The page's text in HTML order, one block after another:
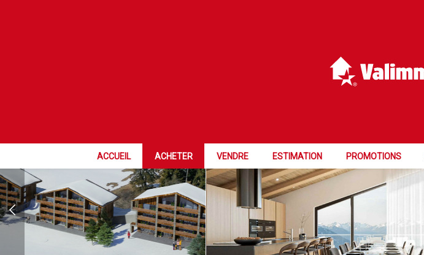
ACCUEIL ACHETER VENDRE ESTIMATION PROMOTIONS